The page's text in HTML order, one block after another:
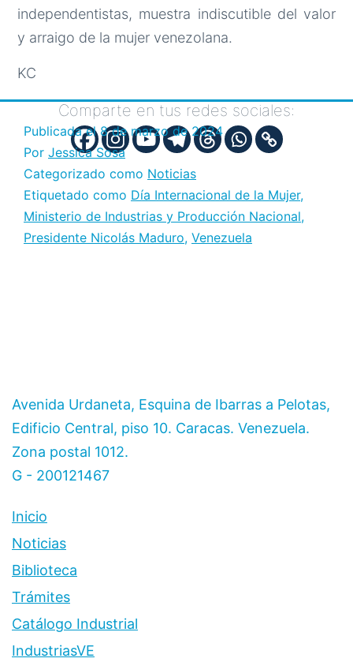
independentistas, muestra indiscutible del valor
y arraigo de la mujer venezolana.
KC
Comparte en tus redes sociales:
Publicada el8 de marzo de 2024
Por Jessica Sosa
Categorizado como Noticias
Etiquetado como Día Internacional de la Mujer,
Ministerio de Industrias y Producción Nacional,
Presidente Nicolás Maduro, Venezuela
Avenida Urdaneta, Esquina de Ibarras a Pelotas,
Edificio Central, piso 10. Caracas. Venezuela.
Zona postal 1012.
G - 200121467
Inicio
Noticias
Biblioteca
Trámites
Catálogo Industrial
IndustriasVE